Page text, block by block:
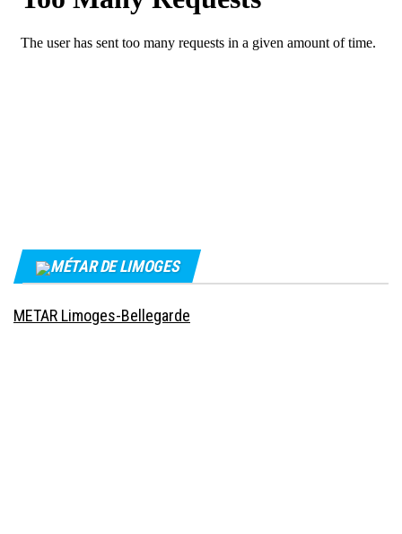
MÉTAR DE LIMOGES
METAR Limoges-Bellegarde